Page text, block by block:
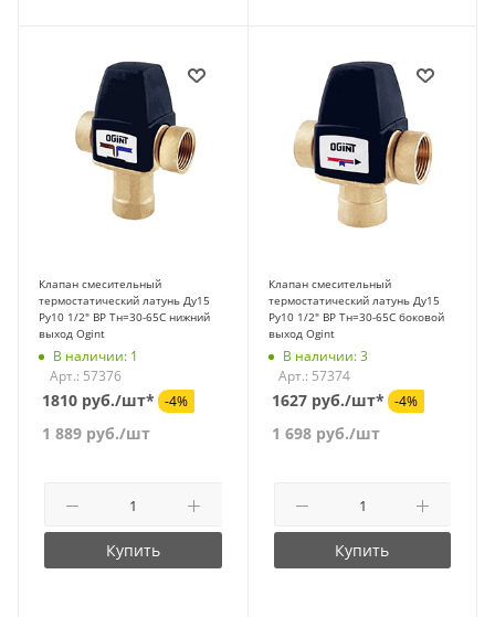
Клапан смесительный
термостатический латунь Ду15
Ру10 1/2" ВР Tн=30-65C нижний
выход Ogint
В наличии: 1
Арт.: 57376
1810 руб./шт* -4%
1 889 руб./шт
Купить
Клапан смесительный
термостатический латунь Ду15
Ру10 1/2" ВР Tн=30-65C боковой
выход Ogint
В наличии: 3
Арт.: 57374
1627 руб./шт* -4%
1 698руб./шт
Купить